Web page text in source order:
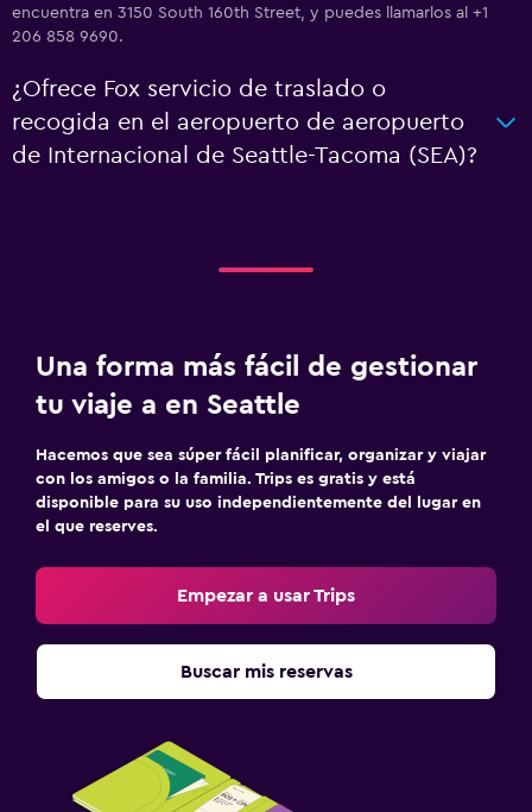
encuentra en 3150 South 160th Street, y puedes llamarlos al +1
206 858 9690.
¿Ofrece Fox servicio de traslado o
recogida en el aeropuerto de aeropuerto
de Internacional de Seattle-Tacoma (SEA)?
Una forma más fácil de gestionar
tu viaje a en Seattle
Hacemos que sea súper fácil planificar, organizar y viajar
con los amigos o la familia. Trips es gratis y está
disponible para su uso independientemente del lugar en
el que reserves.
Empezar a usar Trips
Buscar mis reservas